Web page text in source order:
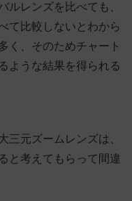
ルレンズを比べても、
て比較しないとわから
く、そのためチャート
ような結果を得られる
三元ズームレンズは、
と考えてもらって間違